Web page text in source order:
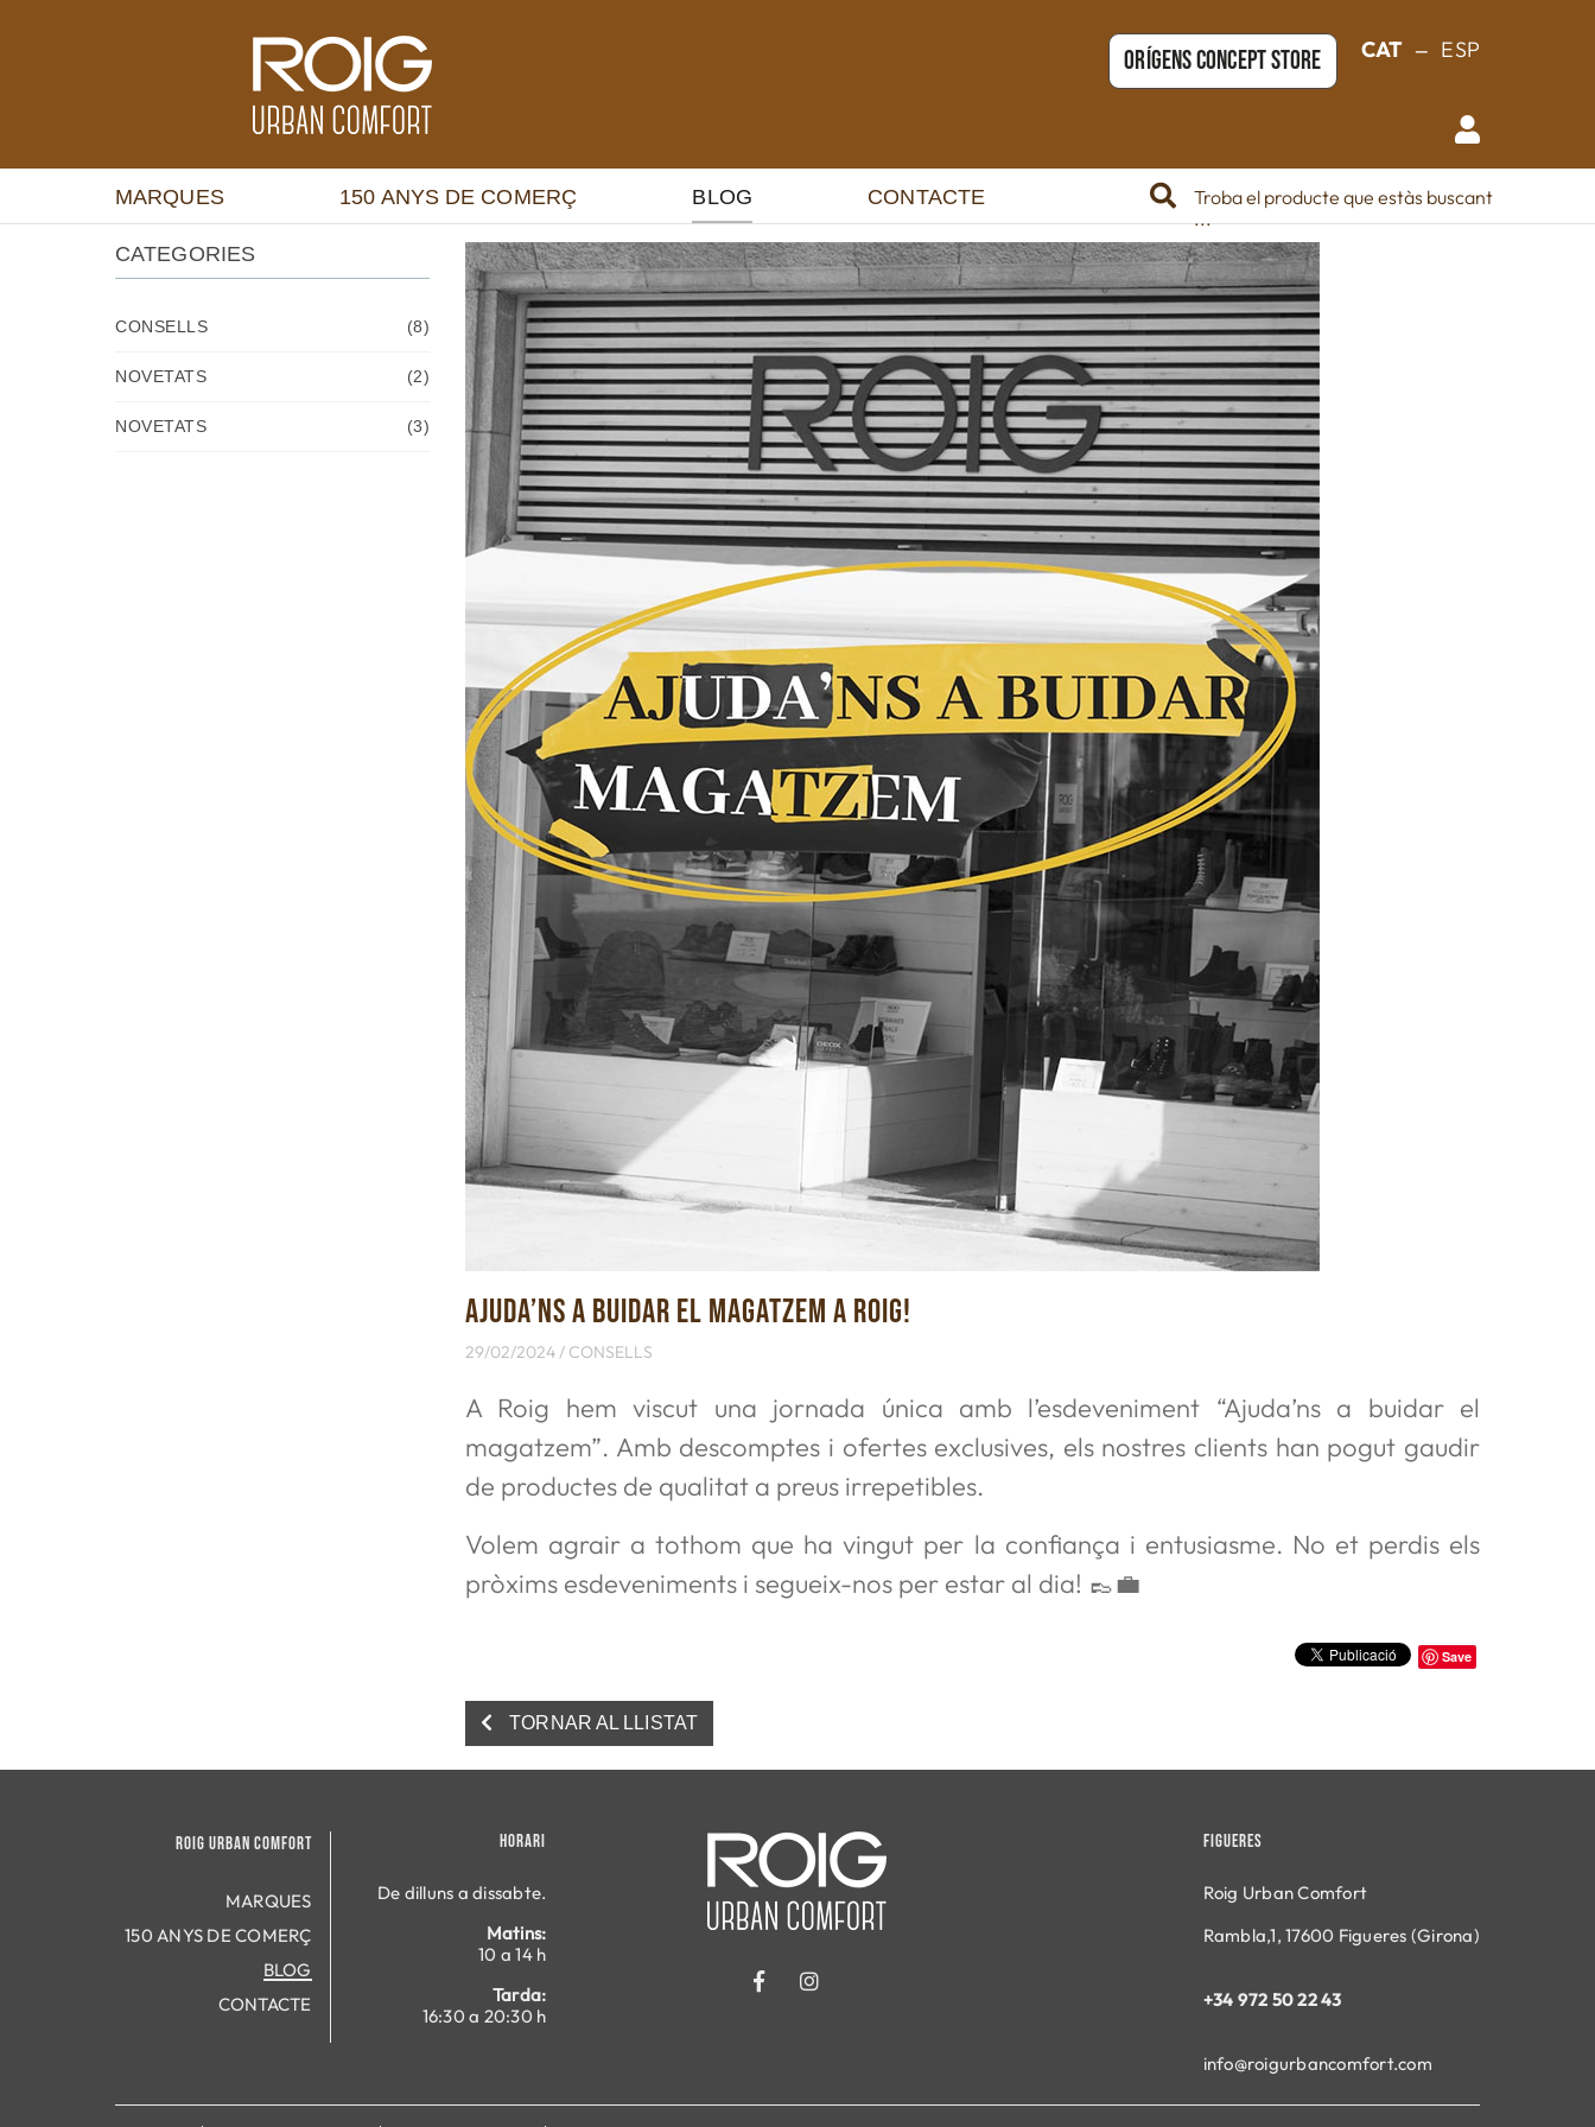
ORÍGENS CONCEPT STORE CAT ESP
MARQUES 150 ANYS DE COMERÇ BLOG CONTACTE
Troba el producte que estàs buscant
...
AJUDA’NS A BUIDAR EL MAGATZEM A ROIG!
29/02/2024 / CONSELLS
A Roig hem viscut una jornada única amb l’esdeveniment “Ajuda’ns a buidar el
magatzem”. Amb descomptes i ofertes exclusives, els nostres clients han pogut gaudir
de productes de qualitat a preus irrepetibles.
Volem agrair a tothom que ha vingut per la confiança i entusiasme. No et perdis els
pròxims esdeveniments i segueix-nos per estar al dia! 👞💼
Save
TORNAR AL LLISTAT
CATEGORIES
CONSELLS (8)
NOVETATS (2)
NOVETATS (3)
ROIG URBAN COMFORT
MARQUES
150 ANYS DE COMERÇ
BLOG
CONTACTE
HORARI
De dilluns a dissabte.
Matins:
10 a 14 h
Tarda:
16:30 a 20:30 h
FIGUERES
Roig Urban Comfort
Rambla,1, 17600 Figueres (Girona)
+34 972 50 22 43
info@roigurbancomfort.com